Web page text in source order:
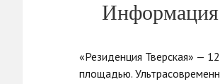
Информация
«Резиденция Тверская» —
площадью.